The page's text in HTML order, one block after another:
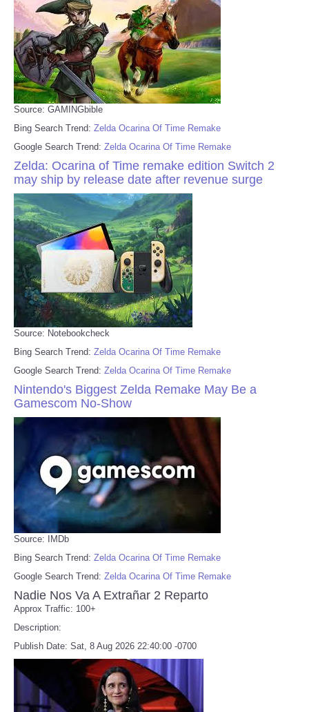
Source: GAMINGbible
Bing Search Trend: Zelda Ocarina Of Time Remake
Google Search Trend: Zelda Ocarina Of Time Remake
Zelda: Ocarina of Time remake edition Switch 2
may ship by release date after revenue surge
Source: Notebookcheck
Bing Search Trend: Zelda Ocarina Of Time Remake
Google Search Trend: Zelda Ocarina Of Time Remake
Nintendo's Biggest Zelda Remake May Be a
Gamescom No-Show
Source: IMDb
Bing Search Trend: Zelda Ocarina Of Time Remake
Google Search Trend: Zelda Ocarina Of Time Remake
Nadie Nos Va A Extrañar 2 Reparto
Approx Traffic: 100+
Description:
Publish Date: Sat, 8 Aug 2026 22:40:00 -0700